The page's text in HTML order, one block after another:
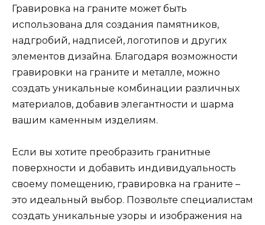
Гравировка на граните может быть
использована для создания памятников,
надгробий, надписей, логотипов и других
элементов дизайна. Благодаря возможности
гравировки на граните и металле, можно
создать уникальные комбинации различных
материалов, добавив элегантности и шарма
вашим каменным изделиям.
Если вы хотите преобразить гранитные
поверхности и добавить индивидуальность
своему помещению, гравировка на граните –
это идеальный выбор. Позвольте специалистам
создать уникальные узоры и изображения на